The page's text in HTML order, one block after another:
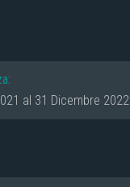
al 31 Dicembre 2022